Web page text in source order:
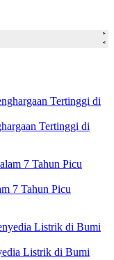
Tertinggi di
7 Tahun Picu
Listrik di Bumi